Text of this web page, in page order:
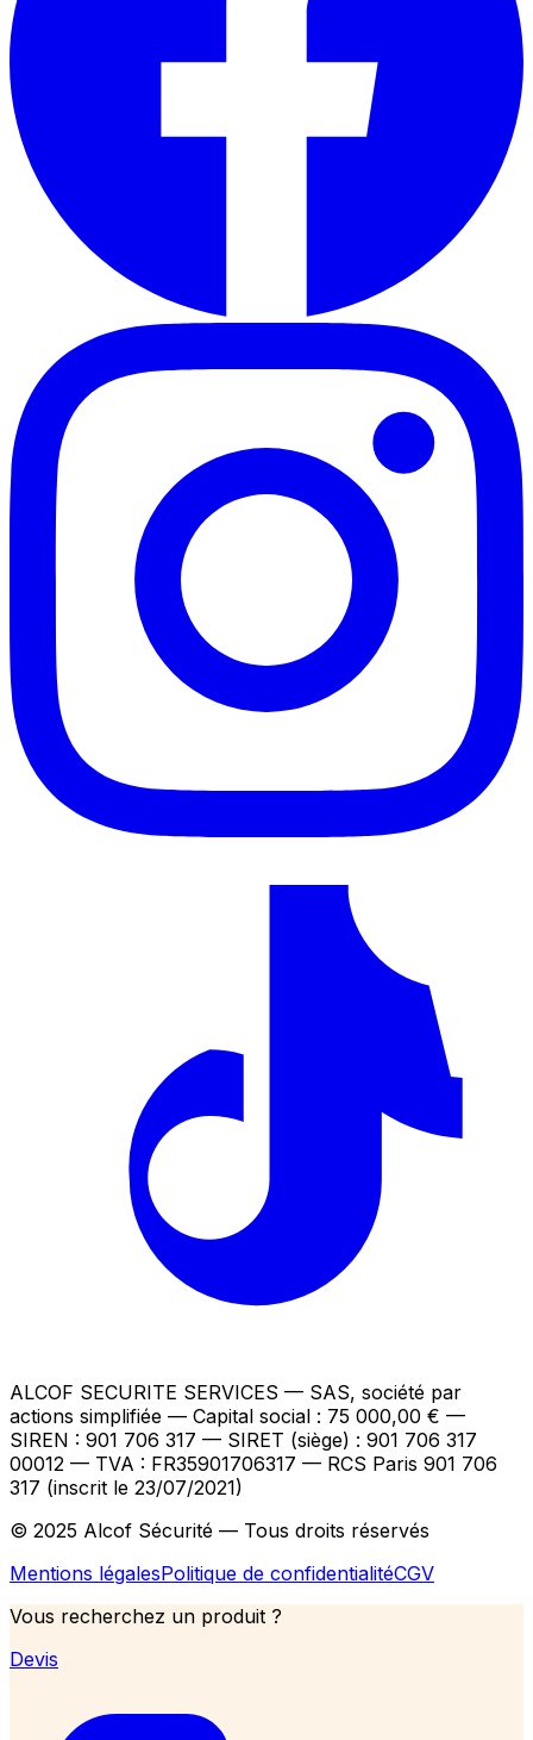
ALCOF SECURITE SERVICES — SAS, société par
actions simplifiée — Capital social : 75 000,00 € —
SIREN : 901 706 317 — SIRET (siège) : 901 706 317
00012 — TVA : FR35901706317 — RCS Paris 901 706
317 (inscrit le 23/07/2021)
© 2025 Alcof Sécurité — Tous droits réservés
Mentions légalesPolitique de confidentialitéCGV
Vous recherchez un produit ?
Devis